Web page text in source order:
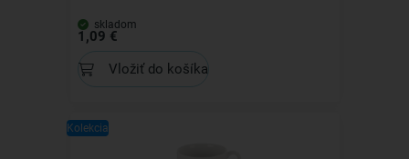
skladom
1,09 €
Vložiť do košíka
Kolekcia